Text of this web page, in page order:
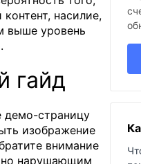
насилие,
выше уровень
гайд
демо-страницу
изображение
внимание
нарушающим